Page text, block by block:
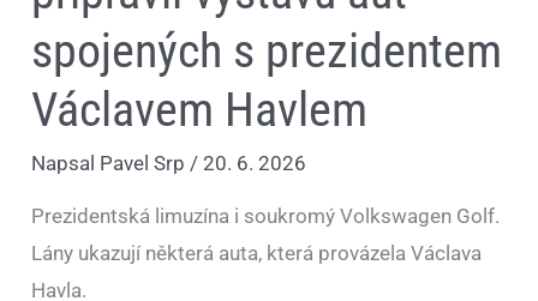
spojených s prezidentem
Václavem Havlem
Napsal Pavel Srp/20. 6. 2026
Prezidentská limuzína i soukromý Volkswagen Golf.
Lány ukazují některá auta, která provázela Václava
Havla.